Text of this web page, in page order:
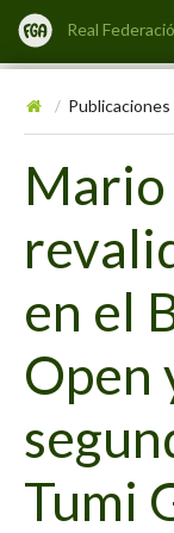
Real
/ Publicaciones
en el
Open
Tumi